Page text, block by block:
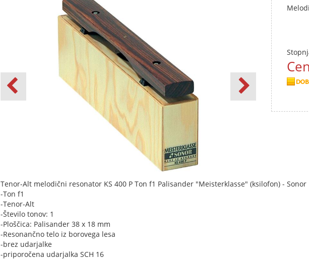
Tenor-Alt melodični resonator KS 400 P Ton f1 Palisander "Meisterklasse" (ksilofon) - Sonor
-Ton f1
-Tenor-Alt
-Število tonov: 1
-Ploščica: Palisander 38 x 18 mm
-Resonančno telo iz borovega lesa
-brez udarjalke
-priporočena udarjalka SCH 16